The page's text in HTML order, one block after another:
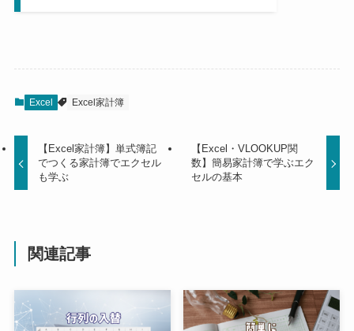
Excel Excel家計簿
【Excel家計簿】単式簿記
でつくる家計簿でエクセル
も学ぶ
【Excel・VLOOKUP関
数】簡易家計簿で学ぶエク
セルの基本
関連記事